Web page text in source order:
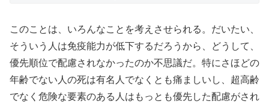
このことは、いろんなことを考えさせられる。だいたい、
そういう人は免疫能力が低下するだろうから、どうして、
優先順位で配慮されなかったのか不思議だ。特にさほどの
年齢でない人の死は有名人でなくとも痛ましいし、超高齢
でなく危険な要素のある人はもっとも優先した配慮がされ